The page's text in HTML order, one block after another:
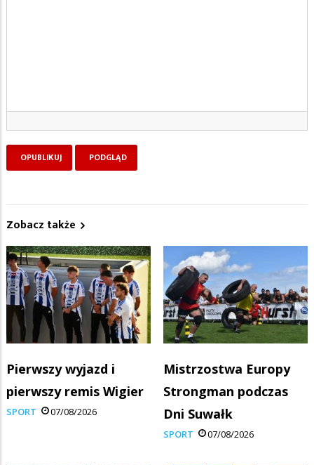
Zobacz także
Pierwszy wyjazd i
pierwszy remis Wigier
SPORT 07/08/2026
Mistrzostwa Europy
Strongman podczas
Dni Suwałk
SPORT 07/08/2026